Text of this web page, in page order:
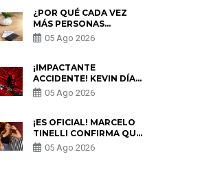
¿POR QUÉ CADA VEZ
MÁS PERSONAS
UTILIZAN UNA VPN
PARA PROTEGER SU
05 Ago 2026
¡IMPACTANTE
ACCIDENTE! KEVIN DÍAZ
CAE DESDE OCHO
METROS EN “ESTO ES
PREOCUPACIÓN
05 Ago 2026
¡ES OFICIAL! MARCELO
TINELLI CONFIRMA QUE
REGRESÓ CON MILETT
FIGUEROA: “EL AMOR
05 Ago 2026